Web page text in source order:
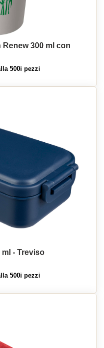
300 ml con
500i pezzi
- Treviso
500i pezzi